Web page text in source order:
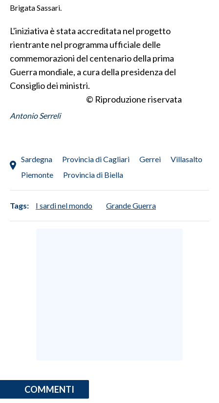
SARDI NEL MONDO
EVENTI
#CARAUNIONE
3 MINUTI CON
ANNUNCI
NECROLOGI
PUBBLICITÀ
SPIAGGE
Brigata Sassari.
L'iniziativa è stata accreditata nel progetto
rientrante nel programma ufficiale delle
commemorazioni del centenario della prima
Guerra mondiale, a cura della presidenza del
Consiglio dei ministri.
© Riproduzione riservata
Antonio Serreli
Sardegna Provincia di Cagliari Gerrei
Villasalto
Piemonte
Provincia di Biella
Tags: I sardi nel mondo Grande Guerra
COMMENTI